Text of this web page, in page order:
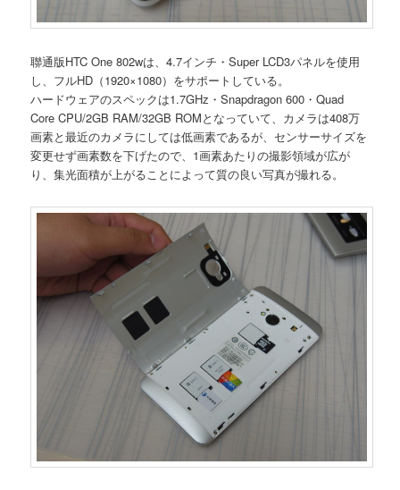
聯通版HTC One 802wは、4.7インチ・Super LCD3パネルを使用
し、フルHD（1920×1080）をサポートしている。
ハードウェアのスペックは1.7GHz・Snapdragon 600・Quad
Core CPU/2GB RAM/32GB ROMとなっていて、カメラは408万
画素と最近のカメラにしては低画素であるが、センサーサイズを
変更せず画素数を下げたので、1画素あたりの撮影領域が広が
り、集光面積が上がることによって質の良い写真が撮れる。